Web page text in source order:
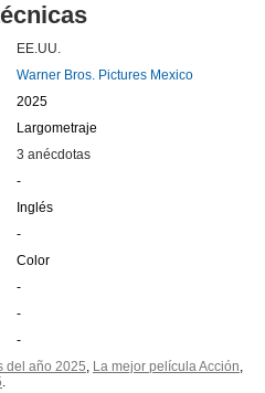
EE.UU.
Warner Bros. Pictures Mexico
2025
Largometraje
3 anécdotas
-
Inglés
-
Color
-
-
-
del año 2025, La mejor película Acción,
.